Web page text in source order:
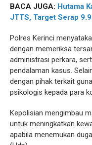
BACA JUGA: Hutama
JTTS, Target Serap
Polres Kerinci
dengan memeriksa
administrasi perkara,
pendalaman kasus.
dengan pihak terkait
psikologis kepada para
Kepolisian mengimbau
untuk meningkatkan
apabila menemukan